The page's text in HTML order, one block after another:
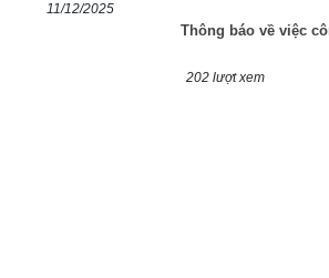
11/12/2025
Thông báo về việc
202 lượt xem